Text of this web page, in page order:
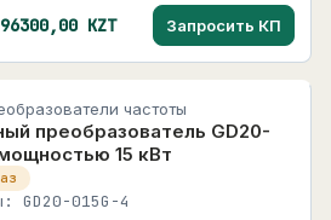
KZT Запросить КП
частоты
преобразователь GD20-
15 кВт
GD20-015G-4